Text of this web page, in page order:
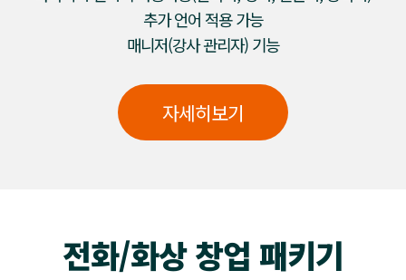
추가 언어 적용 가능
매니저(강사 관리자) 기능
자세히보기
전화/화상 창업 패키기